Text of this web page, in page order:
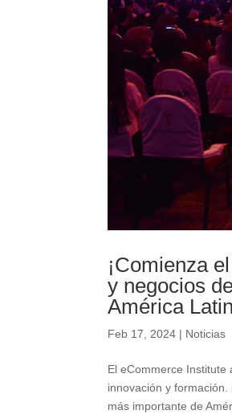
¡Comienza
y negocios
América
Feb 17, 2024 | Noticias
El eCommerce Institute
innovación y
más importante de